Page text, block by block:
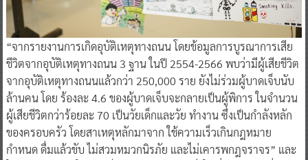
“จากรายงานการเกิดอุบัติเหตุทางถนน โดยข้อมูลการบูรณาการเสีย
ชีวิตจากอุบัติเหตุทางถนน 3 ฐาน ในปี 2554-2566 พบว่ามีผู้เสียชีวิต
จากอุบัติเหตุทางถนนแล้วกว่า 250,000 ราย ยังไม่ร่วมผู้บาดเจ็บนับ
ล้านคน โดย ร้องละ 4.6 ของผู้บาดเจ็บจะกลายเป็นผู้พิการ ในจำนวน
ผู้เสียชีวิตกว่าร้อยละ 70 เป็นวัยเด็กและวัย ทำงาน ซึ่งเป็นกำลังหลัก
ของครอบครัว โดยสาเหตุหลักมาจาก ใช้ความเร็วเกินกฎหมาย
กำหนด ดื่มแล้วขับ ไม่สวมหมวกนิรภัย และไม่เคารพกฎจราจร” และ